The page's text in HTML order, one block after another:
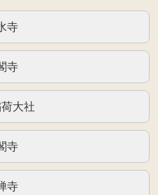
寺
寺
大社
寺
寺